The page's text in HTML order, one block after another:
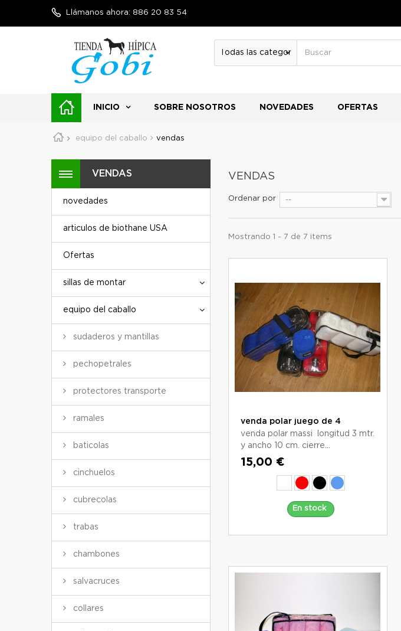
Llámanos ahora: 886 20 83 54
INICIO SOBRE NOSOTROS NOVEDADES OFERTAS
equipo del caballo vendas
VENDAS
novedades
articulos de biothane USA
Ofertas
sillas de montar
equipo del caballo
sudaderos y mantillas
pechopetrales
protectores transporte
ramales
baticolas
cinchuelos
cubrecolas
trabas
chambones
salvacruces
collares
VENDAS
Ordenar por --
Mostrando 1 - 7 de 7 items
venda polar juego de 4
venda polar massi longitud 3 mtr.
y ancho 10 cm. cierre...
15,00 €
En stock